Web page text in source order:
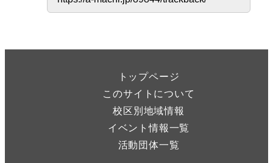
トップページ
このサイトについて
校区別地域情報
イベント情報一覧
活動団体一覧